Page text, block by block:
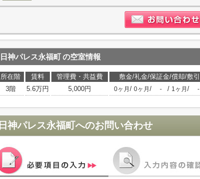
日神パレス永福町の空室情報
所在階 賃料 管理費・共益費 敷金/礼金/保証金/償却/敷引
3階
5.6万円 5,000円 0ヶ月 / 0ヶ月 / - / 1ヶ月 / -
日神パレス永福町へのお問い合わせ